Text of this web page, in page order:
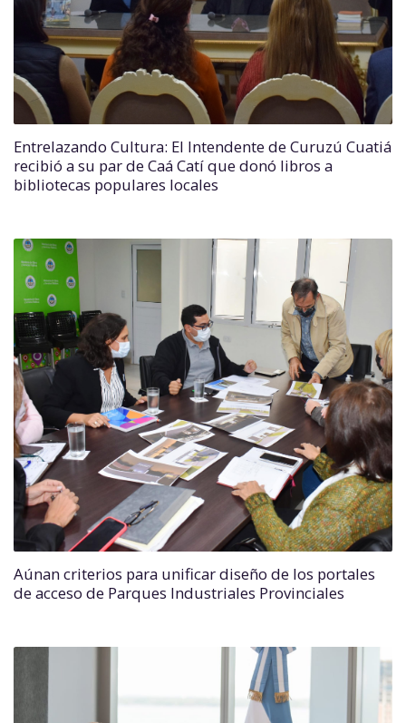
Entrelazando Cultura: El Intendente de Curuzú Cuatiá
recibió a su par de Caá Catí que donó libros a
bibliotecas populares locales
Aúnan criterios para unificar diseño de los portales
de acceso de Parques Industriales Provinciales